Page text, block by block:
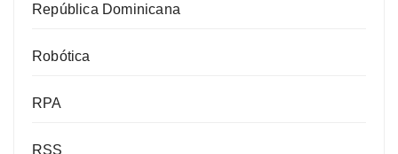
República Dominicana
Robótica
RPA
RSS